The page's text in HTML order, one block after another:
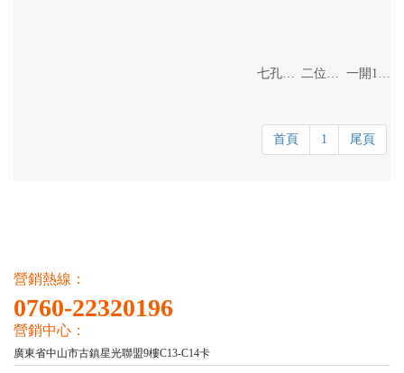
七孔插座 二位開關 一開16A
首頁 1 尾頁
營銷熱線：
0760-22320196
營銷中心：
廣東省中山市古鎮星光聯盟9樓C13-C14卡